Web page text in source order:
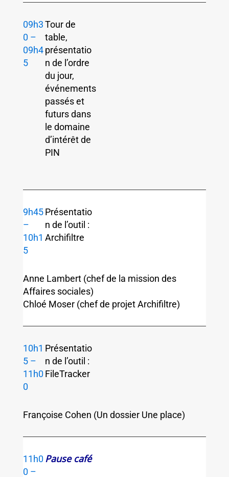
09h3
0 –
09h4
5
Tour de
table,
présentatio
n de l’ordre
du jour,
événements
passés et
futurs dans
le domaine
d’intérêt de
PIN
9h45
–
10h1
5
Présentatio
n de l’outil :
Archifiltre
Anne Lambert (chef de la mission des
Affaires sociales)
Chloé Moser (chef de projet Archifiltre)
10h1
5 –
11h0
0
Présentatio
n de l’outil :
FileTracker
Françoise Cohen (Un dossier Une place)
11h0
0 –
Pause café